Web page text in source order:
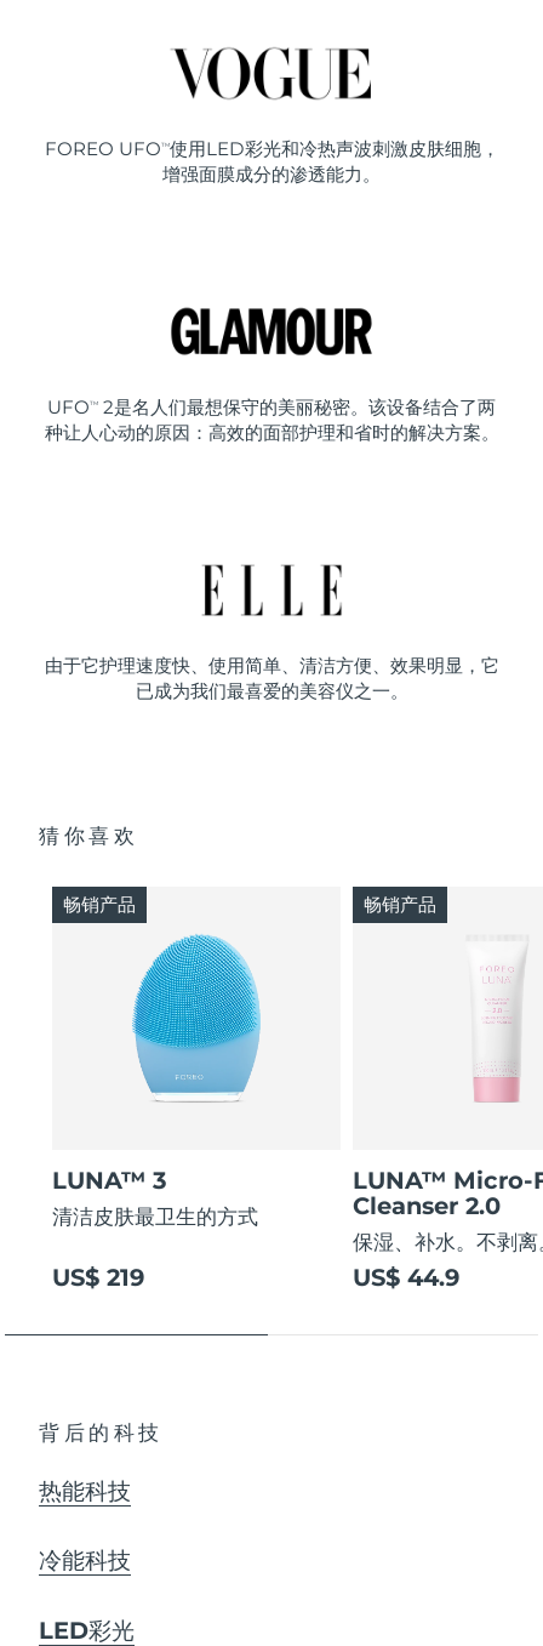
FOREO UFO TM使用LED彩光和冷热声波刺激皮肤细胞，
增强面膜成分的渗透能力。
UFO TM
2是名人们最想保守的美丽秘密。该设备结合了两
种让人心动的原因：高效的面部护理和省时的解决方案。
由于它护理速度快、使用简单、清洁方便、效果明显，它
已成为我们最喜爱的美容仪之一。
猜你喜欢
LUNA™ 3
清洁皮肤最卫生的方式
US$ 219
畅销产品
LUNA™ Micro-
Cleanser 2.0
保湿、补水。不剥离
US$ 44.9
畅销产品
背后的科技
热能科技
冷能科技
LED彩光